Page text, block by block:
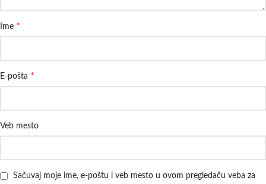
Ime *
E-pošta *
Veb mesto
Sačuvaj moje ime, e-poštu i veb mesto u ovom pregledaču veba za